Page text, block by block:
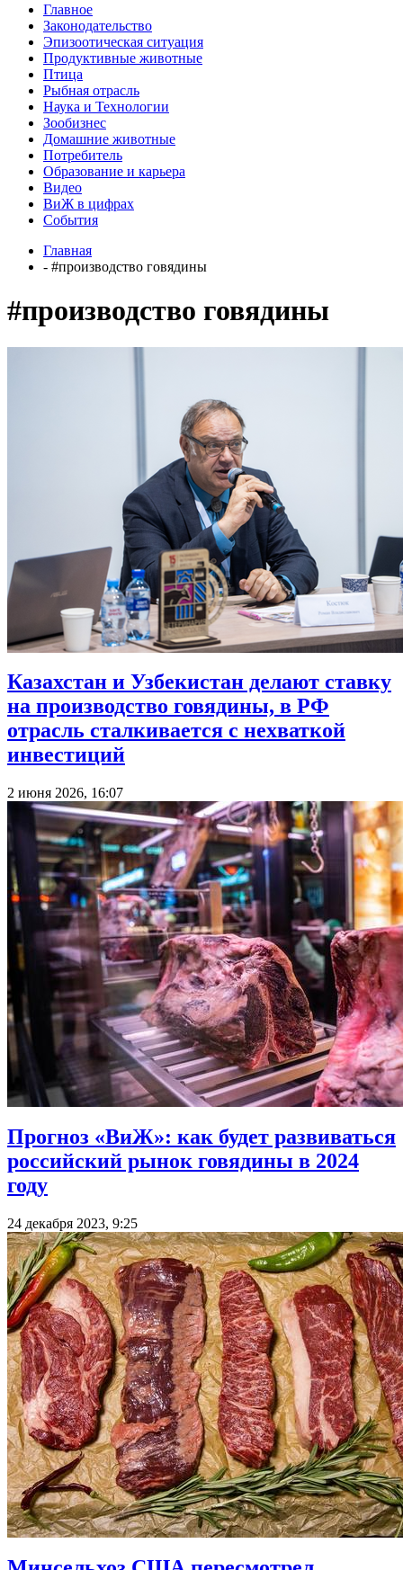
Главное
Законодательство
Эпизоотическая ситуация
Продуктивные животные
Птица
Рыбная отрасль
Наука и Технологии
Зообизнес
Домашние животные
Потребитель
Образование и карьера
Видео
ВиЖ в цифрах
События
Главная
- #производство говядины
#производство говядины
Казахстан и Узбекистан делают ставку
на производство говядины, в РФ
отрасль сталкивается с нехваткой
инвестиций
2 июня 2026, 16:07
Прогноз «ВиЖ»: как будет развиваться
российский рынок говядины в 2024
году
24 декабря 2023, 9:25